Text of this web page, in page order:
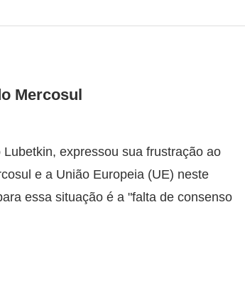
Mercosul
expressou sua frustração ao
e a União Europeia (UE) neste
essa situação é a "falta de consenso